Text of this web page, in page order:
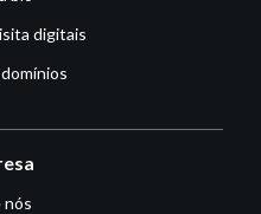
digitais
nós